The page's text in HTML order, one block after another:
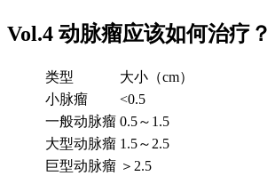
Vol.4 动脉瘤应该如何治疗？
类型
大小（cm）
小脉瘤
<0.5
一般动脉瘤 0.5～1.5
大型动脉瘤 1.5～2.5
巨型动脉瘤 ＞2.5